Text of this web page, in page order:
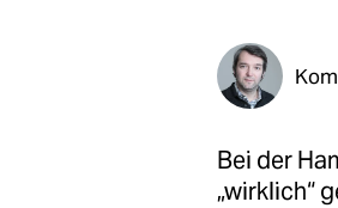
Bei der
„wirklich“